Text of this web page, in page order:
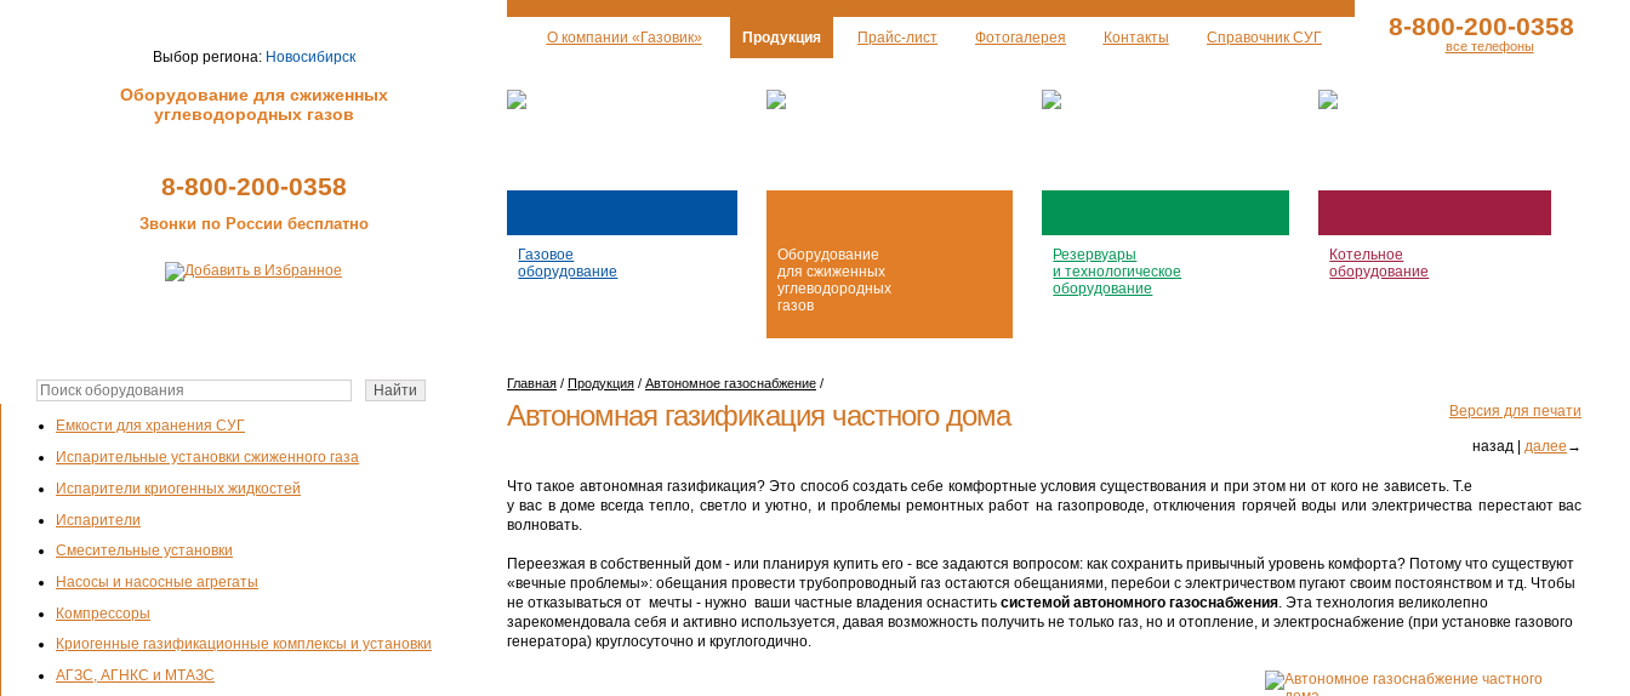
Выбор региона: Новосибирск
Оборудование для сжиженных
углеводородных газов
8-800-200-0358
Звонки по России бесплатно
О компании «Газовик» Продукция Прайс-лист Фотогалерея Контакты Справочник СУГ 8-800-200-0358
все телефоны
Газовое
оборудование
Оборудование
для сжиженных
углеводородных
газов
Резервуары
и технологическое
оборудование
Котельное
оборудование
Емкости для хранения СУГ
Испарительные установки сжиженного газа
Испарители криогенных жидкостей
Испарители
Смесительные установки
Насосы и насосные агрегаты
Компрессоры
Криогенные газификационные комплексы и установки
АГЗС, АГНКС и МТАЗС
Главная / Продукция / Автономное газоснабжение /
Версия для печати
Автономная газификация частного дома
назад | далее →
Что такое автономная газификация? Это способ создать себе комфортные условия существования и при этом ни от кого не зависеть. Т.е
у вас в доме всегда тепло, светло и уютно, и проблемы ремонтных работ на газопроводе, отключения горячей воды или электричества перестают вас
волновать.
Переезжая в собственный дом - или планируя купить его - все задаются вопросом: как сохранить привычный уровень комфорта? Потому что существуют
«вечные проблемы»: обещания провести трубопроводный газ остаются обещаниями, перебои с электричеством пугают своим постоянством и тд. Чтобы
не отказываться от мечты - нужно ваши частные владения оснастить системой автономного газоснабжения . Эта технология великолепно
зарекомендовала себя и активно используется, давая возможность получить не только газ, но и отопление, и электроснабжение (при установке газового
генератора) круглосуточно и круглогодично.